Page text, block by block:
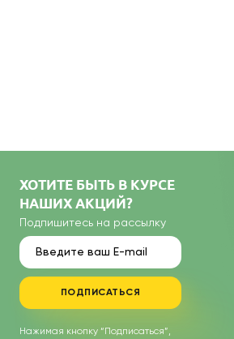
ХОТИТЕ БЫТЬ В КУРСЕ
НАШИХ АКЦИЙ?
Подпишитесь на рассылку
ПОДПИСАТЬСЯ
Нажимая кнопку “Подписаться”,